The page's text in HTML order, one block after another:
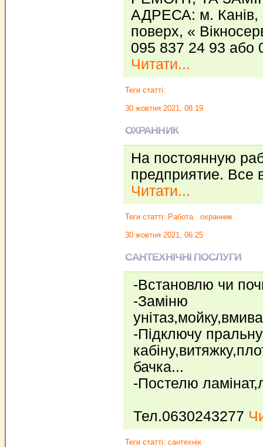
АДРЕСА: м. Канів,
поверх, «
095 837 24 93 або
Читати...
Теги статті:
30 жовтня 2021, 08:19
ОХРАННИК
На постоянную
предприятие. Все
Читати...
Теги статті: Работа охранник
30 жовтня 2021, 06:25
САНТЕХНІЧНІ ПОСЛУГИ
-Встановлю чи
-Заміню
-Підключу
бачка...
-Постелю
Тел.0630243277
Теги статті: сантехнік